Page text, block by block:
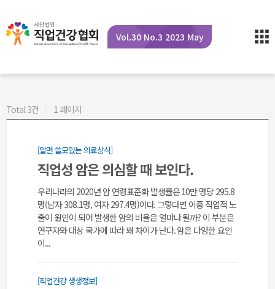
Vol.30 No.3 2023 May
Total 3건 1 페이지
[알면 쓸모있는 의료상식]
직업성 암은 의심할 때 보인다.
우리나라의 2020년 암 연령표준화 발생률은 10만 명당 295.8
명(남자 308.1명, 여자 297.4명)이다. 그렇다면 이중 직업적 노
출이 원인이 되어 발생한 암의 비율은 얼마나 될까? 이 부분은
연구자와 대상 국가에 따라 꽤 차이가 난다. 암은 다양한 요인
이...
[직업건강 생생정보]